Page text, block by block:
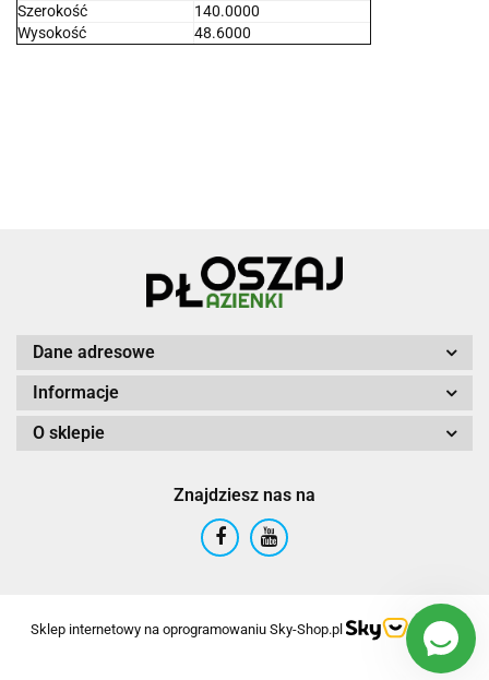
Szerokość
140.0000
Wysokość
48.6000
Dane adresowe
Informacje
O sklepie
Znajdziesz nas na
Sklep internetowy na oprogramowaniu Sky-Shop.pl